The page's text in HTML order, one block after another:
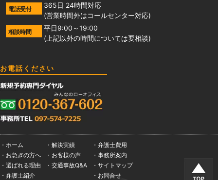
電話受付
365日 24時間対応
(営業時間外はコールセンター対応)
相談時間
平日9:00～19:00
(上記以外の時間については要相談)
お電話ください
・ホーム
・お急ぎの方へ
・選ばれる理由
・弁護士紹介
・解決実績
・お客様の声
・交通事故Q&A
・弁護士費用
・事務所案内
・サイトマップ
・お問合せ